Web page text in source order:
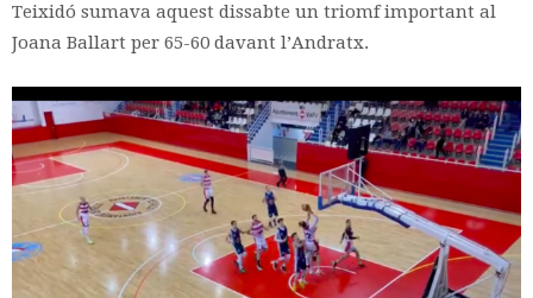
Teixidó sumava aquest dissabte un triomf important al
Joana Ballart per 65-60 davant l’Andratx.